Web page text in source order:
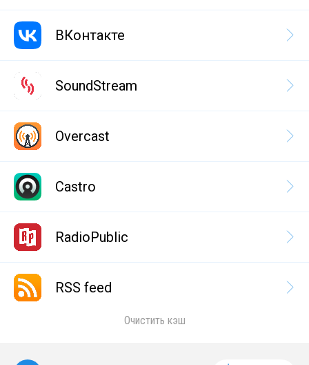
ВКонтакте
SoundStream
Overcast
Castro
RadioPublic
RSS feed
Очистить кэш